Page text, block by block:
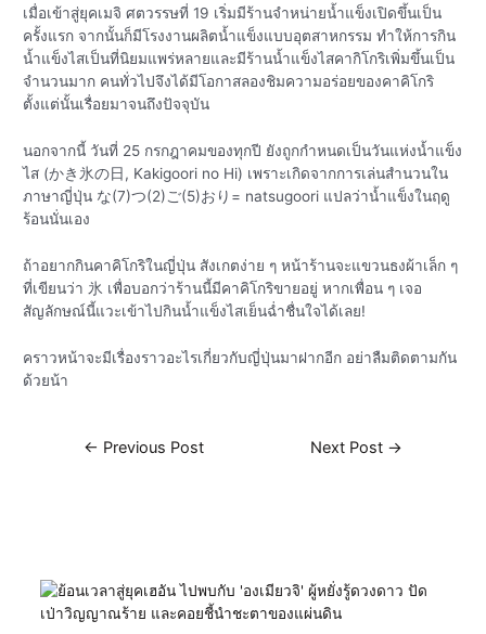
เมื่อเข้าสู่ยุคเมจิ ศตวรรษที่ 19 เริ่มมีร้านจำหน่ายน้ำแข็งเปิดขึ้นเป็น
ครั้งแรก จากนั้นก็มีโรงงานผลิตน้ำแข็งแบบอุตสาหกรรม ทำให้การกิน
น้ำแข็งไสเป็นที่นิยมแพร่หลายและมีร้านน้ำแข็งไสคากิโกริเพิ่มขึ้นเป็น
จำนวนมาก คนทั่วไปจึงได้มีโอกาสลองชิมความอร่อยของคาคิโกริ
ตั้งแต่นั้นเรื่อยมาจนถึงปัจจุบัน
นอกจากนี้ วันที่ 25 กรกฎาคมของทุกปี ยังถูกกำหนดเป็นวันแห่งน้ำแข็ง
ไส (かき氷の日, Kakigoori no Hi) เพราะเกิดจากการเล่นสำนวนใน
ภาษาญี่ปุ่น な(7)つ(2)ご(5)おり= natsugoori แปลว่าน้ำแข็งในฤดู
ร้อนนั่นเอง
ถ้าอยากกินคาคิโกริในญี่ปุ่น สังเกตง่าย ๆ หน้าร้านจะแขวนธงผ้าเล็ก ๆ
ที่เขียนว่า 氷 เพื่อบอกว่าร้านนี้มีคาคิโกริขายอยู่ หากเพื่อน ๆ เจอ
สัญลักษณ์นี้แวะเข้าไปกินน้ำแข็งไสเย็นฉ่ำชื่นใจได้เลย!
คราวหน้าจะมีเรื่องราวอะไรเกี่ยวกับญี่ปุ่นมาฝากอีก อย่าลืมติดตามกัน
ด้วยน้า
← Previous Post Next Post →